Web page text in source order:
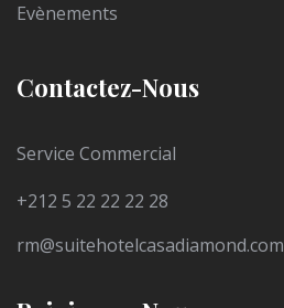
Evènements
Contactez-Nous
Service Commercial
+212 5 22 22 22 28
rm@suitehotelcasadiamond.com